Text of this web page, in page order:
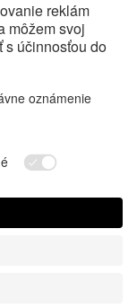
logo Google Play sú
LLC.